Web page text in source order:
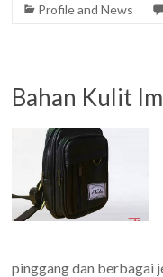
Profile and News
Bahan Kulit
pinggang dan berbagai